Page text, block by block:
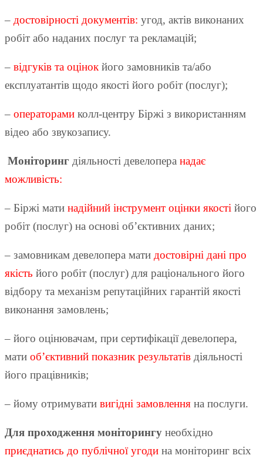
– достовірності документів: угод, актів виконаних
робіт або наданих послуг та рекламацій;
– відгуків та оцінок його замовників та/або
експлуатантів щодо якості його робіт (послуг);
– операторами колл-центру Біржі з використанням
відео або звукозапису.
Моніторинг діяльності девелопера надає
можливість:
– Біржі мати надійний інструмент оцінки якості його
робіт (послуг) на основі об’єктивних даних;
– замовникам девелопера мати достовірні дані про
якість його робіт (послуг) для раціонального його
відбору та механізм репутаційних гарантій якості
виконання замовлень;
– його оцінювачам, при сертифікації девелопера,
мати об’єктивний показник результатів діяльності
його працівників;
– йому отримувати вигідні замовлення на послуги.
Для проходження моніторингу необхідно
приєднатись до публічної угоди на моніторинг всіх